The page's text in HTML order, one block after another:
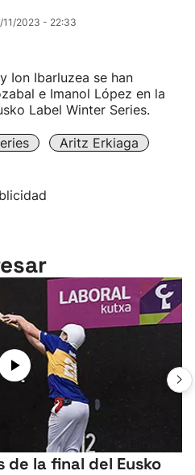
11/2023 - 22:33
Ion Ibarluzea se han
e Imanol López en la
Label Winter Series.
Aritz Erkiaga
de la final del Eusko